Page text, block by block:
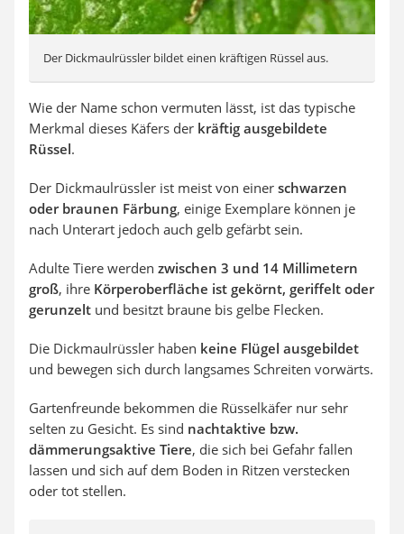
Der Dickmaulrüssler bildet einen kräftigen Rüssel aus.
Wie der Name schon vermuten lässt, ist das typische
Merkmal dieses Käfers der kräftig ausgebildete
Rüssel.
Der Dickmaulrüssler ist meist von einer schwarzen
oder braunen Färbung, einige Exemplare können je
nach Unterart jedoch auch gelb gefärbt sein.
Adulte Tiere werden zwischen 3 und 14 Millimetern
groß, ihre Körperoberfläche ist gekörnt, geriffelt oder
gerunzelt und besitzt braune bis gelbe Flecken.
Die Dickmaulrüssler haben keine Flügel ausgebildet
und bewegen sich durch langsames Schreiten vorwärts.
Gartenfreunde bekommen die Rüsselkäfer nur sehr
selten zu Gesicht. Es sind nachtaktive bzw.
dämmerungsaktive Tiere, die sich bei Gefahr fallen
lassen und sich auf dem Boden in Ritzen verstecken
oder tot stellen.